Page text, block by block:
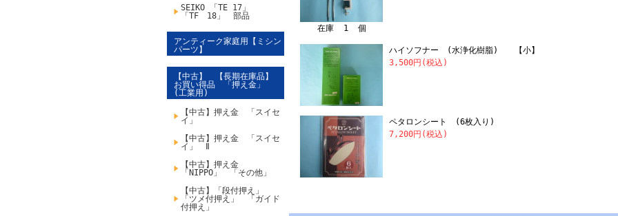
SEIKO 「TE 17」
「TF 18」 部品
アンティーク家庭用【ミシン
パーツ】
【中古】 【長期在庫品】
お買い得品 「押え金」
(工業用)
【中古】押え金 「スイセ
イ」
【中古】押え金 「スイセ
イ」 Ⅱ
【中古】押え金
「NIPPO」 「その他」
【中古】「段付押え」
「ツメ付押え」 「ガイド
付押え」
在庫 1 個
ハイソフナー (水浄化樹脂) 【小】
3,500円(税込)
ペタロンシート (6枚入り)
7,200円(税込)